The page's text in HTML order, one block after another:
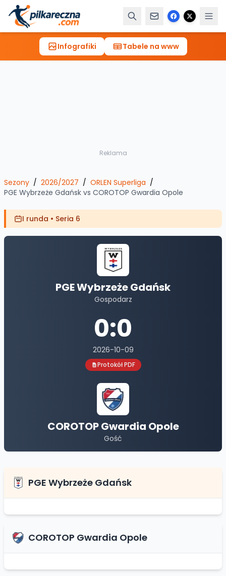
Infografiki Tabele na www
Reklama
Sezony / 2026/2027 / ORLEN Superliga /
PGE Wybrzeże Gdańsk vs COROTOP Gwardia Opole
I runda • Seria 6
PGE Wybrzeże Gdańsk
Gospodarz
0:0
2026-10-09
Protokół PDF
COROTOP Gwardia Opole
Gość
PGE Wybrzeże Gdańsk
COROTOP Gwardia Opole